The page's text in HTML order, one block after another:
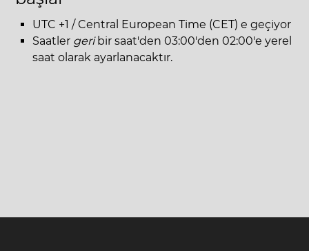
UTC +1 / Central European Time (CET) e geçiyor
Saatler geribir saat'den 03:00'den 02:00'e yerel
saat olarak ayarlanacaktır.